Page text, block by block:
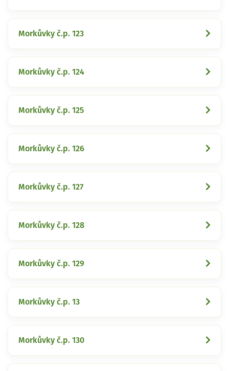
Morkůvky č.p. 123
Morkůvky č.p. 124
Morkůvky č.p. 125
Morkůvky č.p. 126
Morkůvky č.p. 127
Morkůvky č.p. 128
Morkůvky č.p. 129
Morkůvky č.p. 13
Morkůvky č.p. 130